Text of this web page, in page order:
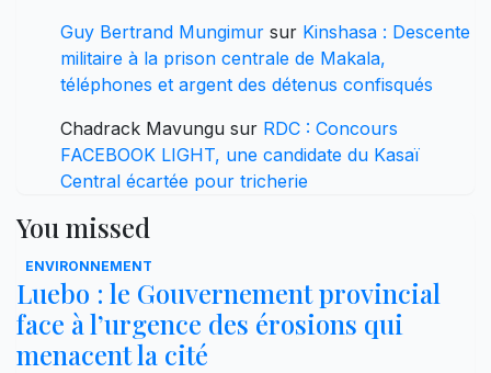
Guy Bertrand Mungimur sur Kinshasa : Descente
militaire à la prison centrale de Makala,
téléphones et argent des détenus confisqués
Chadrack Mavungu sur RDC : Concours
FACEBOOK LIGHT, une candidate du Kasaï
Central écartée pour tricherie
You missed
ENVIRONNEMENT
Luebo : le Gouvernement provincial
face à l’urgence des érosions qui
menacent la cité